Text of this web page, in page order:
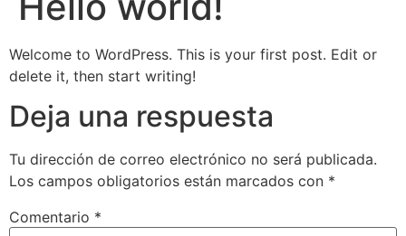
Welcome to WordPress. This is your first post. Edit or
delete it, then start writing!
Deja una respuesta
Tu dirección de correo electrónico no será publicada.
Los campos obligatorios están marcados con *
Comentario *